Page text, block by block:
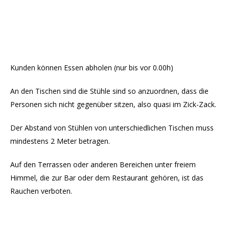
Kunden können Essen abholen (nur bis vor 0.00h)
An den Tischen sind die Stühle sind so anzuordnen, dass die
Personen sich nicht gegenüber sitzen, also quasi im Zick-Zack.
Der Abstand von Stühlen von unterschiedlichen Tischen muss
mindestens 2 Meter betragen.
Auf den Terrassen oder anderen Bereichen unter freiem
Himmel, die zur Bar oder dem Restaurant gehören, ist das
Rauchen verboten.